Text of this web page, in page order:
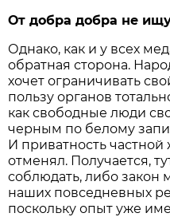
От добра добра не
Однако, как и у всех
обратная сторона.
хочет ограничивать
пользу органов
как свободные люди
черным по белому
И приватность
отменял. Получается,
соблюдать, либо закон
наших повседневных
поскольку опыт уже